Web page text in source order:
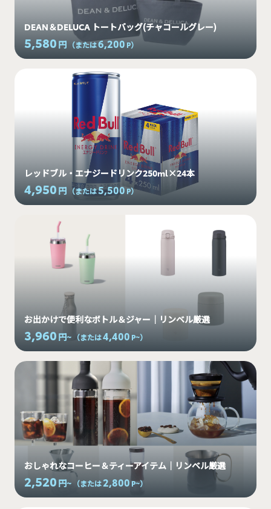
DEAN＆DELUCA トートバッグ(チャコールグレー)
5,580 円 （または6,200 P）
レッドブル・エナジードリンク250ml×24本
4,950 円 （または5,500 P）
お出かけで便利なボトル＆ジャー｜リンベル厳選
3,960 円~ （または4,400 P~）
おしゃれなコーヒー＆ティーアイテム｜リンベル厳選
2,520 円~ （または2,800P~）